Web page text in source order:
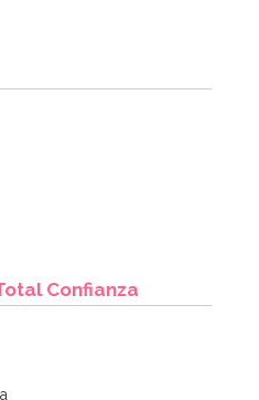
Confianza